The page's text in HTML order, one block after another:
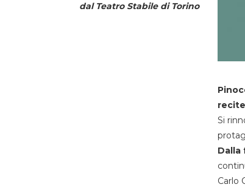
dal Teatro Stabile di Torino
Si
Dalla
Carlo